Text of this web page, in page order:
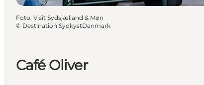
Café Oliver
Foto: Visit Sydsjælland & Møn
© Destination SydkystDanmark